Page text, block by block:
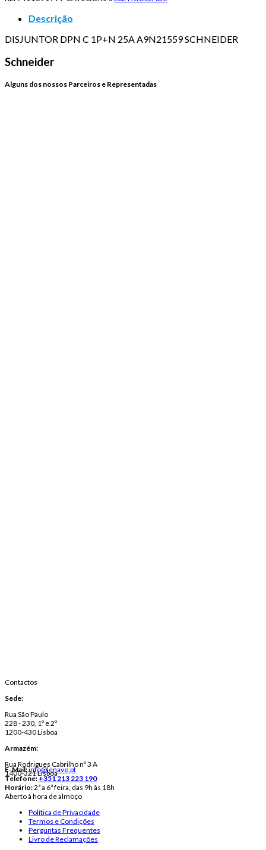
Descrição
DISJUNTOR DPN C 1P+N 25A A9N21559 SCHNEIDER
Schneider
Alguns dos nossos Parceiros e Representadas
Contactos
Sede:
Rua São Paulo
228 - 230, 1º e 2º
1200-430 Lisboa
Armazém:
Rua Rodrigues Cabrilho nº 3 A
1400-321 Lisboa
E-Mail:info@lenave.pt
Telefone:+351 213 223 190
Horário:2ª a 6ª feira, das 9h às 18h
Aberto à hora de almoço
Política de Privacidade
Termos e Condições
Perguntas Frequentes
Livro de Reclamações